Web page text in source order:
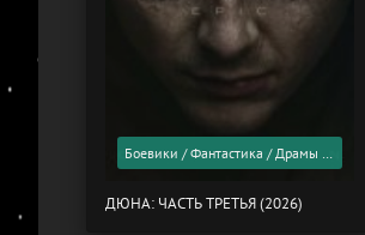
Боевики / Фантастика / Драмы / Фильмы 2026 года / Скоро в кино
ДЮНА: ЧАСТЬ ТРЕТЬЯ (2026)